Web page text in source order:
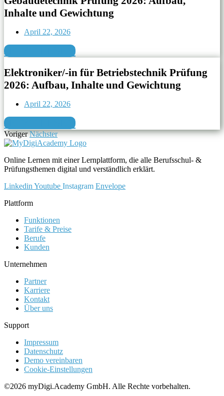
Inhalte und Gewichtung
April 22, 2026
JETZT LESEN
Elektroniker/-in für Betriebstechnik Prüfung
2026: Aufbau, Inhalte und Gewichtung
April 22, 2026
JETZT LESEN
Voriger Nächster
Online Lernen mit einer Lernplattform, die alle Berufsschul- &
Prüfungsthemen digital und verständlich erklärt.
Linkedin Youtube Instagram Envelope
Plattform
Funktionen
Tarife & Preise
Berufe
Kunden
Unternehmen
Partner
Karriere
Kontakt
Über uns
Support
Impressum
Datenschutz
Demo vereinbaren
Cookie-Einstellungen
©2026 myDigi.Academy GmbH. Alle Rechte vorbehalten.